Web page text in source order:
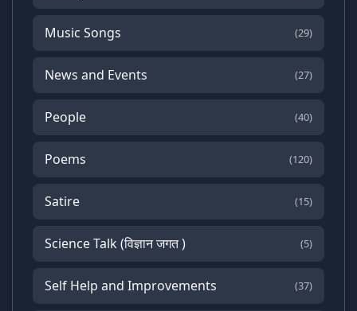
Music Songs (29)
News and Events (27)
People (40)
Poems (120)
Satire (15)
Science Talk (विज्ञान जगत ) (5)
Self Help and Improvements (37)